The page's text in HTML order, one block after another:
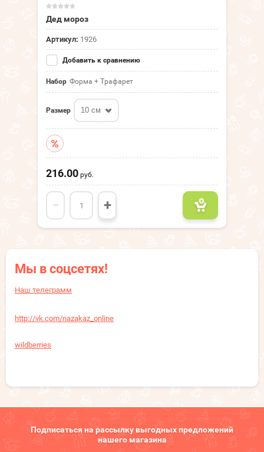
Мы в соцсетях!
Наш телеграмм
http://vk.com/nazakaz_online
wildberries
Дед мороз
Артикул: 1926
Добавить к сравнению
Набор Форма + Трафарет
Размер 10 см
216.00 руб.
− +
Подписаться на рассылку выгодных предложений
нашего магазина